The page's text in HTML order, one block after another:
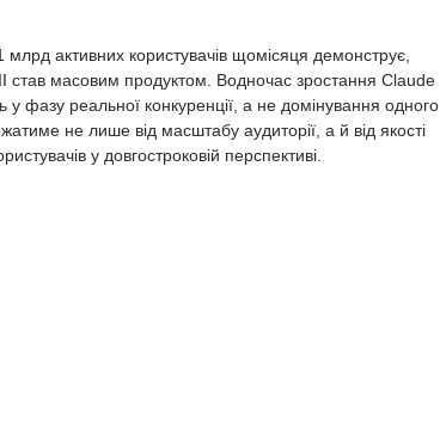
активних користувачів щомісяця демонструє,
став масовим продуктом. Водночас зростання Claude
фазу реальної конкуренції, а не домінування одного
не лише від масштабу аудиторії, а й від якості
у довгостроковій перспективі.